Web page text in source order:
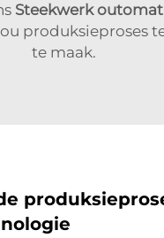
Steekwerk
produksieproses
te maak.